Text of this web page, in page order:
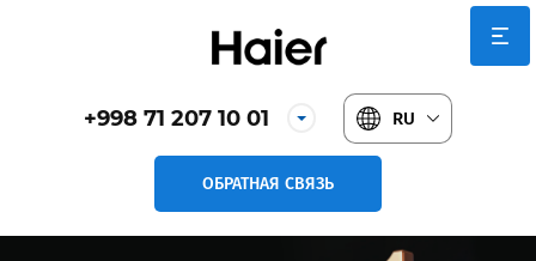
+998 71 207 10 01 RU
ОБРАТНАЯ СВЯЗЬ